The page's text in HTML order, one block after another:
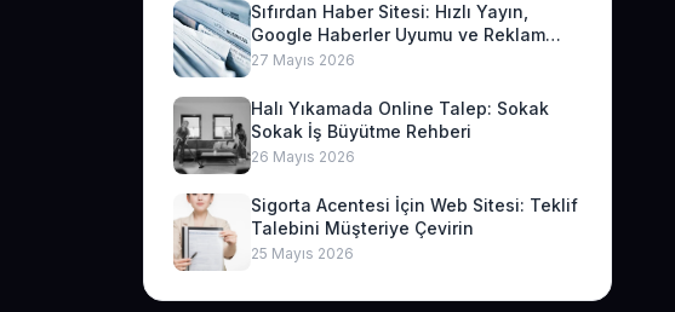
Sıfırdan Haber Sitesi: Hızlı Yayın,
Google Haberler Uyumu ve Reklam
Geliri
27 Mayıs 2026
Halı Yıkamada Online Talep: Sokak
Sokak İş Büyütme Rehberi
26 Mayıs 2026
Sigorta Acentesi İçin Web Sitesi: Teklif
Talebini Müşteriye Çevirin
25 Mayıs 2026